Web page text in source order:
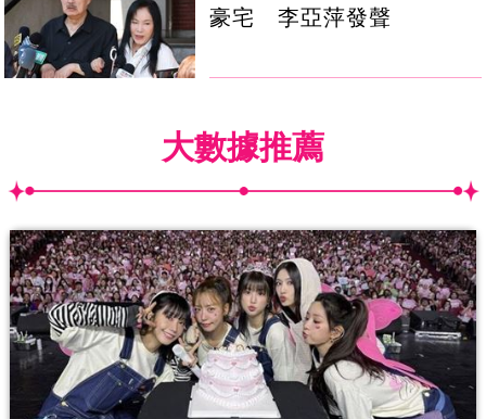
豪宅 李亞萍發聲
大數據推薦